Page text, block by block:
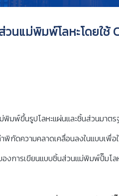
นแม่พิมพ์โลหะโดยใช้
พิมพ์ขึ้นรูปโลหะแผ่นและชิ้นส่วนมาต
พิกัดความคลาดเคลื่อนลงในแบบเพื่
งการเขียนแบบชิ้นส่วนแม่พิมพ์ปั๊มโล